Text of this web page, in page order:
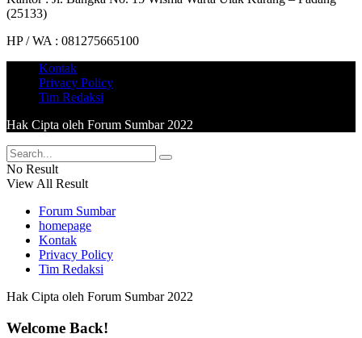
(25133)
HP / WA : 081275665100
Kontak
Privacy Policy
Tim Redaksi
Hak Cipta oleh Forum Sumbar 2022
No Result
View All Result
Forum Sumbar
homepage
Kontak
Privacy Policy
Tim Redaksi
Hak Cipta oleh Forum Sumbar 2022
Welcome Back!